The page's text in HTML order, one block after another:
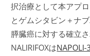
択治療として本アプ
とゲムシタビン＋ナ
膵臓癌に対する確立
NALIRIFOXはNAPOLI-